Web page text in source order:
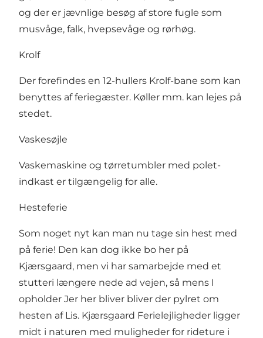
og der er jævnlige besøg af store fugle som
musvåge, falk, hvepsevåge og rørhøg.
Krolf
Der forefindes en 12-hullers Krolf-bane som kan
benyttes af feriegæster. Køller mm. kan lejes på
stedet.
Vaskesøjle
Vaskemaskine og tørretumbler med polet-
indkast er tilgængelig for alle.
Hesteferie
Som noget nyt kan man nu tage sin hest med
på ferie! Den kan dog ikke bo her på
Kjærsgaard, men vi har samarbejde med et
stutteri længere nede ad vejen, så mens I
opholder Jer her bliver bliver der pylret om
hesten af Lis. Kjærsgaard Ferielejligheder ligger
midt i naturen med muligheder for rideture i